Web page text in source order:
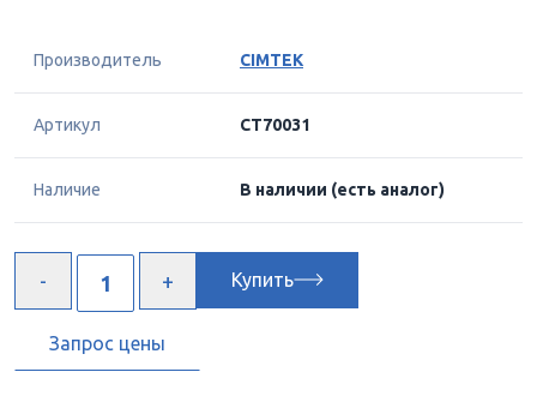
Производитель CIMTEK
Артикул CT70031
Наличие В наличии (есть аналог)
Купить
Запрос цены